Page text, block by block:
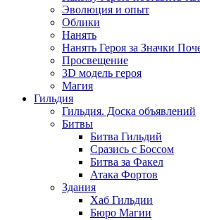
Эволюция и опыт
Облики
Нанять
Нанять Героя за Значки
Просвещение
3D модель героя
Магия
Гильдия
Гильдия. Доска объявлений
Битвы
Битва Гильдий
Сразись с Боссом
Битва за Факел
Атака Фортов
Здания
Хаб Гильдии
Бюро Магии